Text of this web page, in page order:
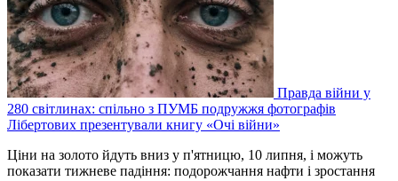
Правда війни у
280 світлинах: спільно з ПУМБ подружжя фотографів
Лібертових презентували книгу «Очі війни»
Ціни на золото йдуть вниз у п'ятницю, 10 липня, і можуть
показати тижневе падіння: подорожчання нафти і зростання